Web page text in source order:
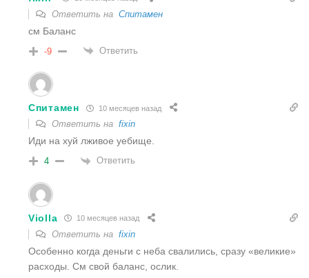
Ответить на Спитамен
см Баланс
-9 Ответить
Спитамен 10 месяцев назад
Ответить на fixin
Иди на хуй лживое уебище.
4 Ответить
Violla 10 месяцев назад
Ответить на fixin
Особенно когда деньги с неба свалились, сразу «великие»
расходы. См свой баланс, ослик.